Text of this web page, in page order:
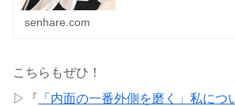
senhare.com
こちらもぜひ！
▷『 「内面の一番外側を磨く」私につ